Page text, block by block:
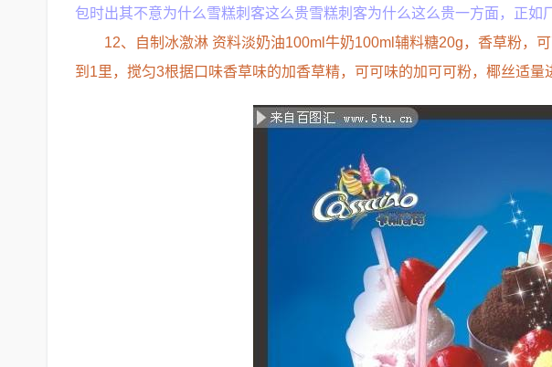
包时出其不意为什么雪糕刺客这么贵雪糕刺客为什么这么贵一方面，正
12、自制冰激淋 资料淡奶油100ml牛奶100ml辅料糖20g，香草粉，
到1里，搅匀3根据口味香草味的加香草精，可可味的加可可粉，椰丝适量